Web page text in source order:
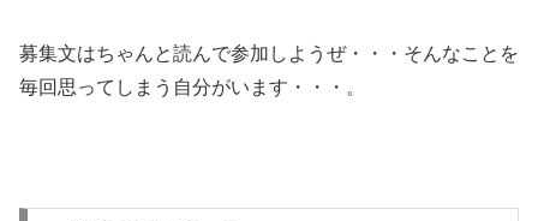
募集文はちゃんと読んで参加しようぜ・・・そんなことを
毎回思ってしまう自分がいます・・・。